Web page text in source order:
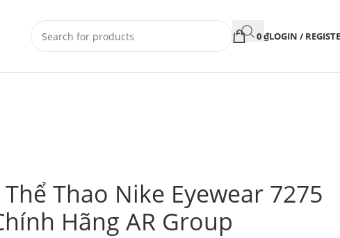
0₫LOGIN /
Thao Nike Eyewear 7275
Hãng AR Group